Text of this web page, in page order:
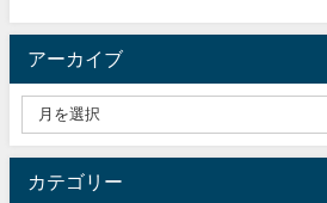
アーカイブ
カテゴリー